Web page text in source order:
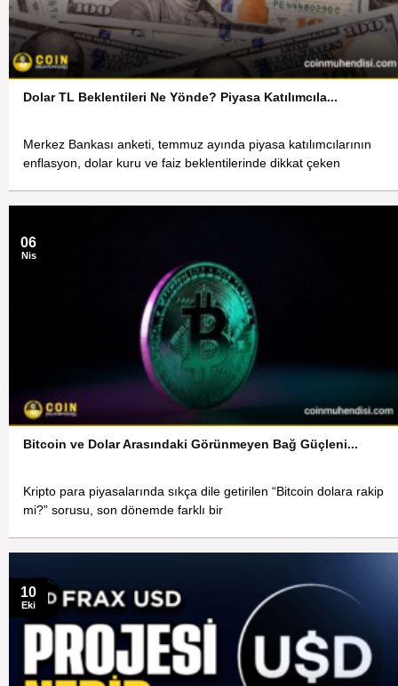
Dolar TL Beklentileri Ne Yönde? Piyasa Katılımcıla...
Merkez Bankası anketi, temmuz ayında piyasa katılımcılarının
enflasyon, dolar kuru ve faiz beklentilerinde dikkat çeken
Bitcoin ve Dolar Arasındaki Görünmeyen Bağ Güçleni...
Kripto para piyasalarında sıkça dile getirilen “Bitcoin dolara rakip
mi?” sorusu, son dönemde farklı bir
06
Nis
10
Eki